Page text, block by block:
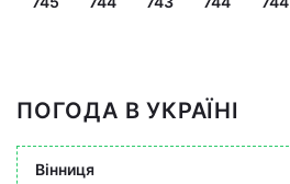
ПОГОДА В УКРАЇНІ
Вінниця